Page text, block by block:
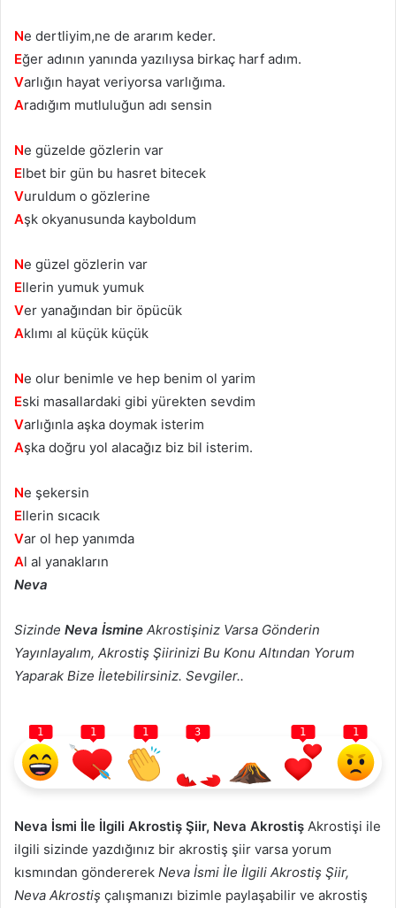
Ne dertliyim,ne de ararım keder.
Eğer adının yanında yazılıysa birkaç harf adım.
Varlığın hayat veriyorsa varlığıma.
Aradığım mutluluğun adı sensin
Ne güzelde gözlerin var
Elbet bir gün bu hasret bitecek
Vuruldum o gözlerine
Aşk okyanusunda kayboldum
Ne güzel gözlerin var
Ellerin yumuk yumuk
Ver yanağından bir öpücük
Aklımı al küçük küçük
Ne olur benimle ve hep benim ol yarim
Eski masallardaki gibi yürekten sevdim
Varlığınla aşka doymak isterim
Aşka doğru yol alacağız biz bil isterim.
Ne şekersin
Ellerin sıcacık
Var ol hep yanımda
Al al yanakların
Neva
Sizinde Neva İsmine Akrostişiniz Varsa Gönderin
Yayınlayalım, Akrostiş Şiirinizi Bu Konu Altından Yorum
Yaparak Bize İletebilirsiniz. Sevgiler..
1 1 1 3 1 1
Neva İsmi İle İlgili Akrostiş Şiir, Neva Akrostiş Akrostişi ile
ilgili sizinde yazdığınız bir akrostiş şiir varsa yorum
kısmından göndererek Neva İsmi İle İlgili Akrostiş Şiir,
Neva Akrostiş çalışmanızı bizimle paylaşabilir ve akrostiş